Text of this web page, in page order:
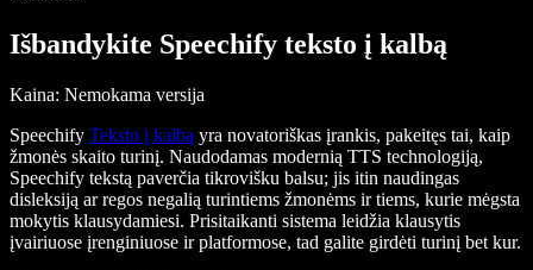
Išbandykite Speechify teksto į kalbą
Kaina: Nemokama versija
Speechify Teksto į kalbą yra novatoriškas įrankis, pakeitęs tai, kaip
žmonės skaito turinį. Naudodamas modernią TTS technologiją,
Speechify tekstą paverčia tikrovišku balsu; jis itin naudingas
disleksiją ar regos negalią turintiems žmonėms ir tiems, kurie mėgsta
mokytis klausydamiesi. Prisitaikanti sistema leidžia klausytis
įvairiuose įrenginiuose ir platformose, tad galite girdėti turinį bet kur.